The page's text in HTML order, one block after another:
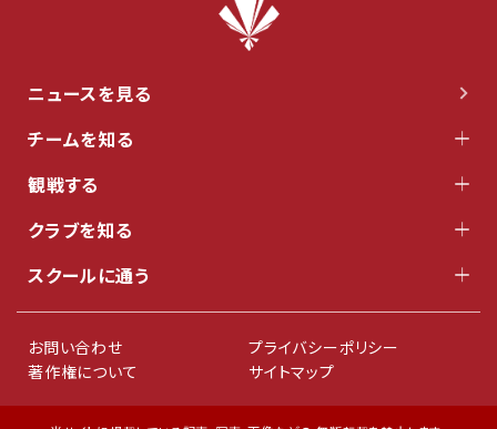
ニュースを見る
チームを知る
観戦する
クラブを知る
スクールに通う
お問い合わせ
プライバシーポリシー
著作権について
サイトマップ